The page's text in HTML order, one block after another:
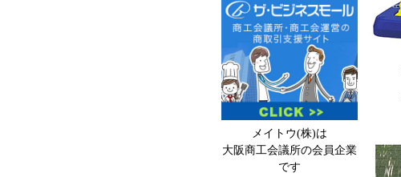
メイトウ(株)は
大阪商工会議所の会員企業
です